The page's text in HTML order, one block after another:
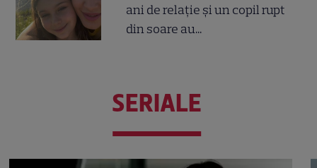
ani de relație și un copil rupt
din soare au...
SERIALE